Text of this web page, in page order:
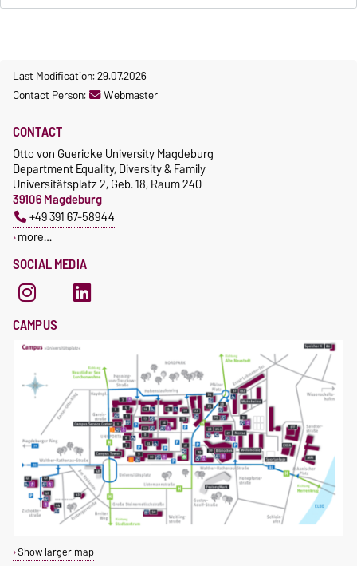
Last Modification: 29.07.2026
Contact Person:
Webmaster
SOCIAL MEDIA
CONTACT
Otto von Guericke University Magdeburg
Department Equality, Diversity & Family
Universitätsplatz 2, Geb. 18, Raum 240
39106 Magdeburg
+49 391 67-58944
more…
CAMPUS
Show larger map